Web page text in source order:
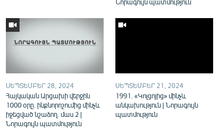
«Ազատության» բոլոր կայքերը
Նորագույն պատմություն
ՍԵՊՏԵՄԲԵՐ 28, 2024
Հայկական Արցախի վերջին
1000 օրը. ինքնորոշումից մինչև
իջեցված նշաձող. մաս 2 |
Նորագույն պատմություն
ՍԵՊՏԵՄԲԵՐ 21, 2024
1991. «Կոլցոյից» մինչև
անկախություն | Նորագույն
պատմություն